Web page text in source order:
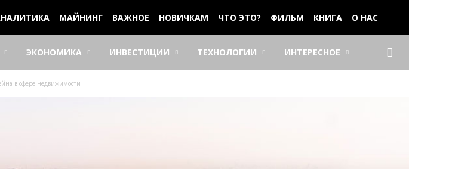
МАЙНИНГ ВАЖНОЕ НОВИЧКАМ ЧТО ЭТО? ФИЛЬМ КНИГА О НАС
ЭКОНОМИКА ИНВЕСТИЦИИ ТЕХНОЛОГИИ ИНТЕРЕСНОЕ
в сфере недвижимости